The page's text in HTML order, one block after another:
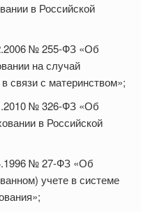
в Российской
№ 255-ФЗ «Об
на случай
связи с материнством»;
№ 326-ФЗ «Об
в Российской
№ 27-ФЗ «Об
учете в системе